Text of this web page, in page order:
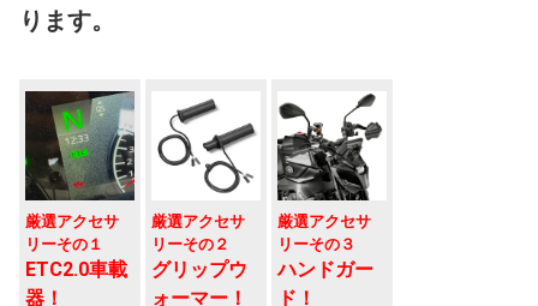
ります。
厳選アクセサ
リーその１
ETC2.0車載
器！
厳選アクセサ
リーその２
グリップウ
ォーマー！
厳選アクセサ
リーその３
ハンドガー
ド！